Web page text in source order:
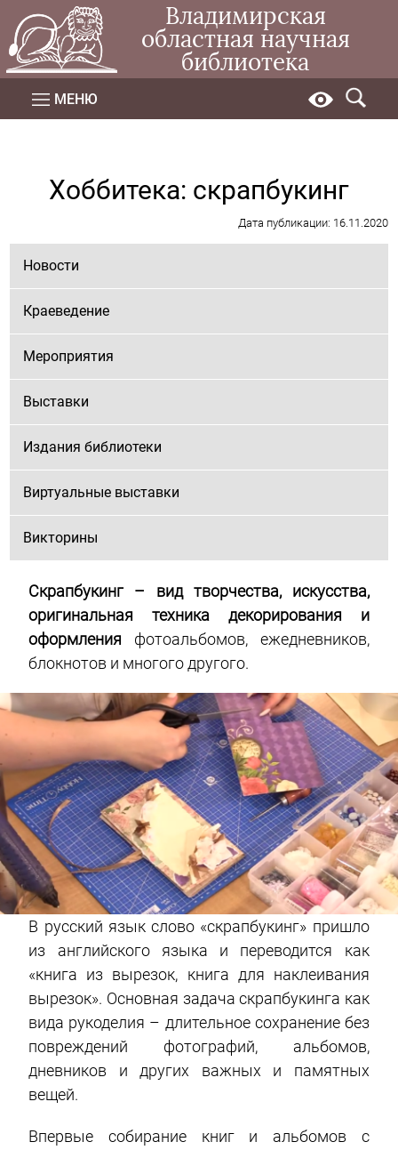
Владимирская
областная научная
библиотека
МЕНЮ
Хоббитека: скрапбукинг
Дата публикации: 16.11.2020
Новости
Краеведение
Мероприятия
Выставки
Издания библиотеки
Виртуальные выставки
Викторины
Скрапбукинг – вид творчества, искусства,
оригинальная техника декорирования и
оформления фотоальбомов, ежедневников,
блокнотов и многого другого.
В русский язык слово «скрапбукинг» пришло
из английского языка и переводится как
«книга из вырезок, книга для наклеивания
вырезок». Основная задача скрапбукинга как
вида рукоделия – длительное сохранение без
повреждений фотографий, альбомов,
дневников и других важных и памятных
вещей.
Впервые собирание книг и альбомов с